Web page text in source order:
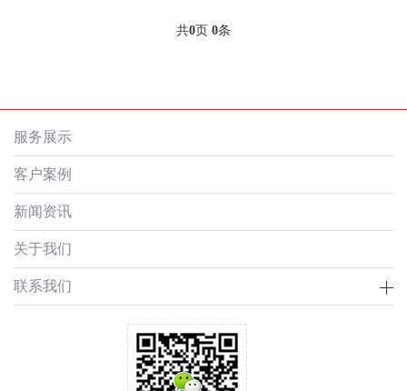
共0页 0条
服务展示
客户案例
新闻资讯
关于我们
联系我们